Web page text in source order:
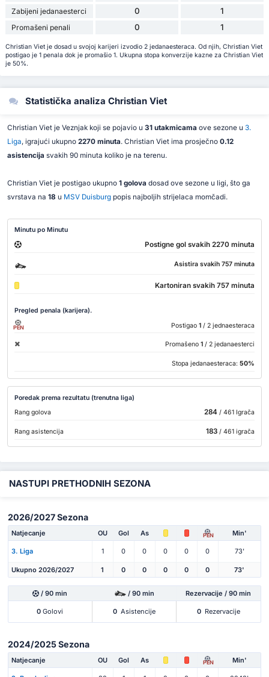
Zabijeni jedanaesterci 0 1
Promašeni penali 0 1
Christian Viet je dosad u svojoj karijeri izvodio 2 jedanaesteraca. Od njih, Christian Viet
postigao je 1 penala dok je promašio 1. Ukupna stopa konverzije kazne za Christian Viet
je 50%.
Statistička analiza Christian Viet
Christian Viet je Veznjak koji se pojavio u 31 utakmicama ove sezone u 3.
Liga, igrajući ukupno 2270 minuta. Christian Viet ima prosječno 0.12
asistencija svakih 90 minuta koliko je na terenu.
Christian Viet je postigao ukupno 1 golova dosad ove sezone u ligi, što ga
svrstava na 18 u MSV Duisburgpopis najboljih strijelaca momčadi.
Minutu po Minutu
Postigne gol svakih 2270 minuta
Asistira svakih 757 minuta
Kartoniran svakih 757 minuta
Pregled penala (karijera).
PEN Postigao 1 / 2 jednaesteraca
Promašeno 1 / 2 jedanaesterci
Stopa jedanaesteraca: 50%
Poredak prema rezultatu (trenutna liga)
Rang golova
284/ 461 Igrača
Rang asistencija 183/ 461 igrača
NASTUPI PRETHODNIH SEZONA
2026/2027 Sezona
Natjecanje OU Gol As PEN Min'
3. Liga 1 0 0 0 0 0 73'
Ukupno 2026/2027 1 0 0 0 0 0 73'
/ 90 min / 90 min Rezervacije / 90 min
0 Golovi 0 Asistencije 0 Rezervacije
2024/2025 Sezona
Natjecanje OU Gol As PEN Min'